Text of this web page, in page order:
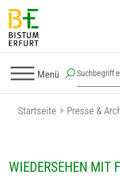
Menü
Startseite Presse &
WIEDERSEHEN MIT